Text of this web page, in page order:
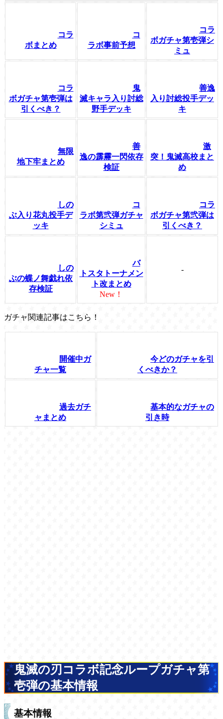
コラ
ボまとめ
コ
ラボ事前予想
コラ
ボガチャ第壱弾シ
ミュ
コラ
ボガチャ第壱弾は
引くべき？
鬼
滅キャラ入り討総
野手デッキ
善逸
入り討総投手デッ
キ
無限
地下牢まとめ
善
逸の霹靂一閃依存
検証
激
突！鬼滅高校まと
め
しの
ぶ入り花丸投手デ
ッキ
コ
ラボ第弐弾ガチャ
シミュ
コラ
ボガチャ第弐弾は
引くべき？
しの
ぶの蝶ノ舞戯れ依
存検証
バ
トスタトーナメン
ト改まとめ
New！
-
ガチャ関連記事はこちら！
開催中ガ
チャ一覧
今どのガチャを引
くべきか？
過去ガチ
ャまとめ
基本的なガチャの
引き時
鬼滅の刃コラボ記念ループガチャ第
壱弾の基本情報
基本情報